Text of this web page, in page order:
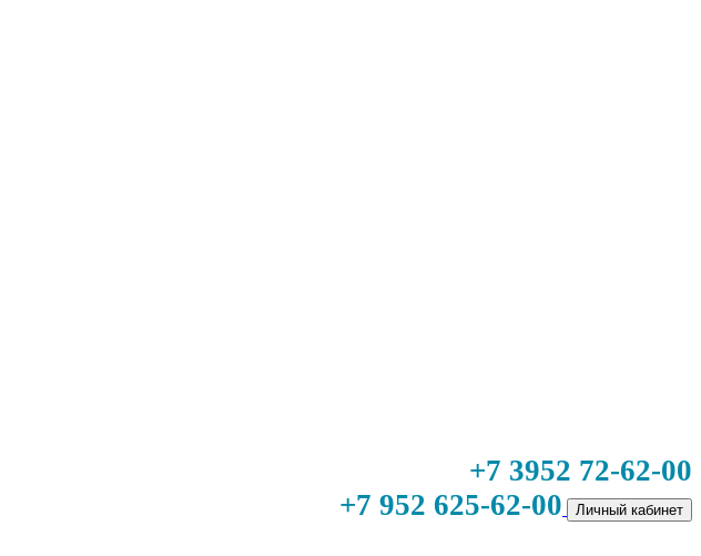
+7 3952 72-62-00
+7 952 625-62-00
Личный кабинет